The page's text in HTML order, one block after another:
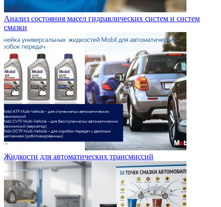
Анализ состояния масел гидравлических систем и систем
смазки
Жидкости для автоматических трансмиссий